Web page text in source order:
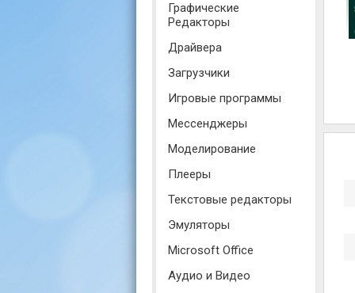
Графические
Редакторы
Драйвера
Загрузчики
Игровые программы
Мессенджеры
Моделирование
Плееры
Текстовые редакторы
Эмуляторы
Microsoft Office
Аудио и Видео